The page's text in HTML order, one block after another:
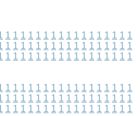
1 1 1 1 1 1 1 1 1 1 1 1 1 1 1 1 1
1 1 1 1 1 1 1 1 1 1 1 1 1 1 1 1 1
1 1 1 1 1 1 1 1 1 1 1 1 1 1 1 1 1
1 1 1 1 1 1 1 1 1 1 1 1 1 1 1 1 1
1 1 1 1 1 1 1 1 1 1 1 1 1 1 1 1 1
1 1 1 1 1 1 1 1 1 1 1 1 1 1 1 1 1